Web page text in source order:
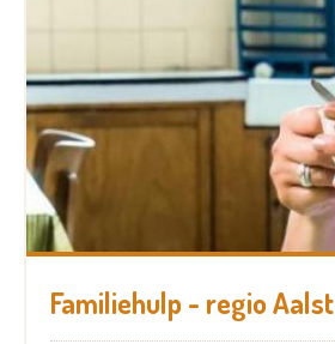
Familiehulp - regio Aalst